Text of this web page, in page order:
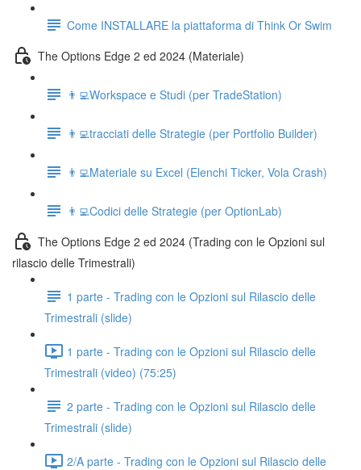
Come INSTALLARE la piattaforma di Think Or Swim
The Options Edge 2 ed 2024 (Materiale)
👨‍💻Workspace e Studi (per TradeStation)
👨‍💻tracciati delle Strategie (per Portfolio Builder)
👨‍💻Materiale su Excel (Elenchi Ticker, Vola Crash)
👨‍💻Codici delle Strategie (per OptionLab)
The Options Edge 2 ed 2024 (Trading con le Opzioni sul
rilascio delle Trimestrali)
1 parte - Trading con le Opzioni sul Rilascio delle
Trimestrali (slide)
1 parte - Trading con le Opzioni sul Rilascio delle
Trimestrali (video) (75:25)
2 parte - Trading con le Opzioni sul Rilascio delle
Trimestrali (slide)
2/A parte - Trading con le Opzioni sul Rilascio delle